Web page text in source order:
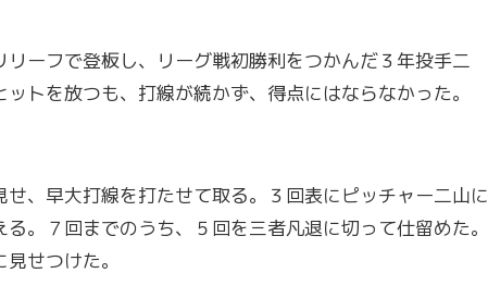
ーフで登板し、リーグ戦初勝利をつかんだ３年投手二
トを放つも、打線が続かず、得点にはならなかった。
、早大打線を打たせて取る。３回表にピッチャー二山に
。７回までのうち、５回を三者凡退に切って仕留めた。
せつけた。